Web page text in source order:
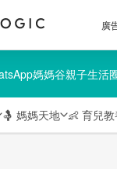
廣
媽媽谷親子生活
🤱 媽媽天地 👶 育兒教